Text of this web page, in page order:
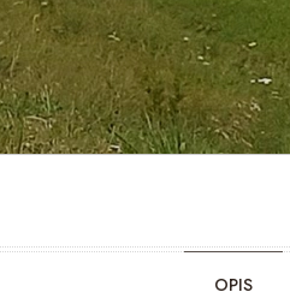
OPIS